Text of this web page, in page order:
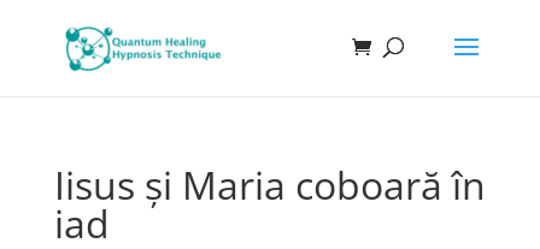
Iisus și Maria coboară în
iad